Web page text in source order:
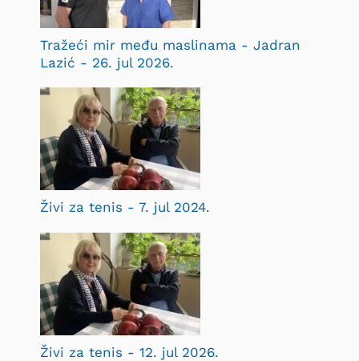
Tražeći mir među maslinama - Jadran
Lazić - 26. jul 2026.
Živi za tenis - 7. jul 2024.
Živi za tenis - 12. jul 2026.